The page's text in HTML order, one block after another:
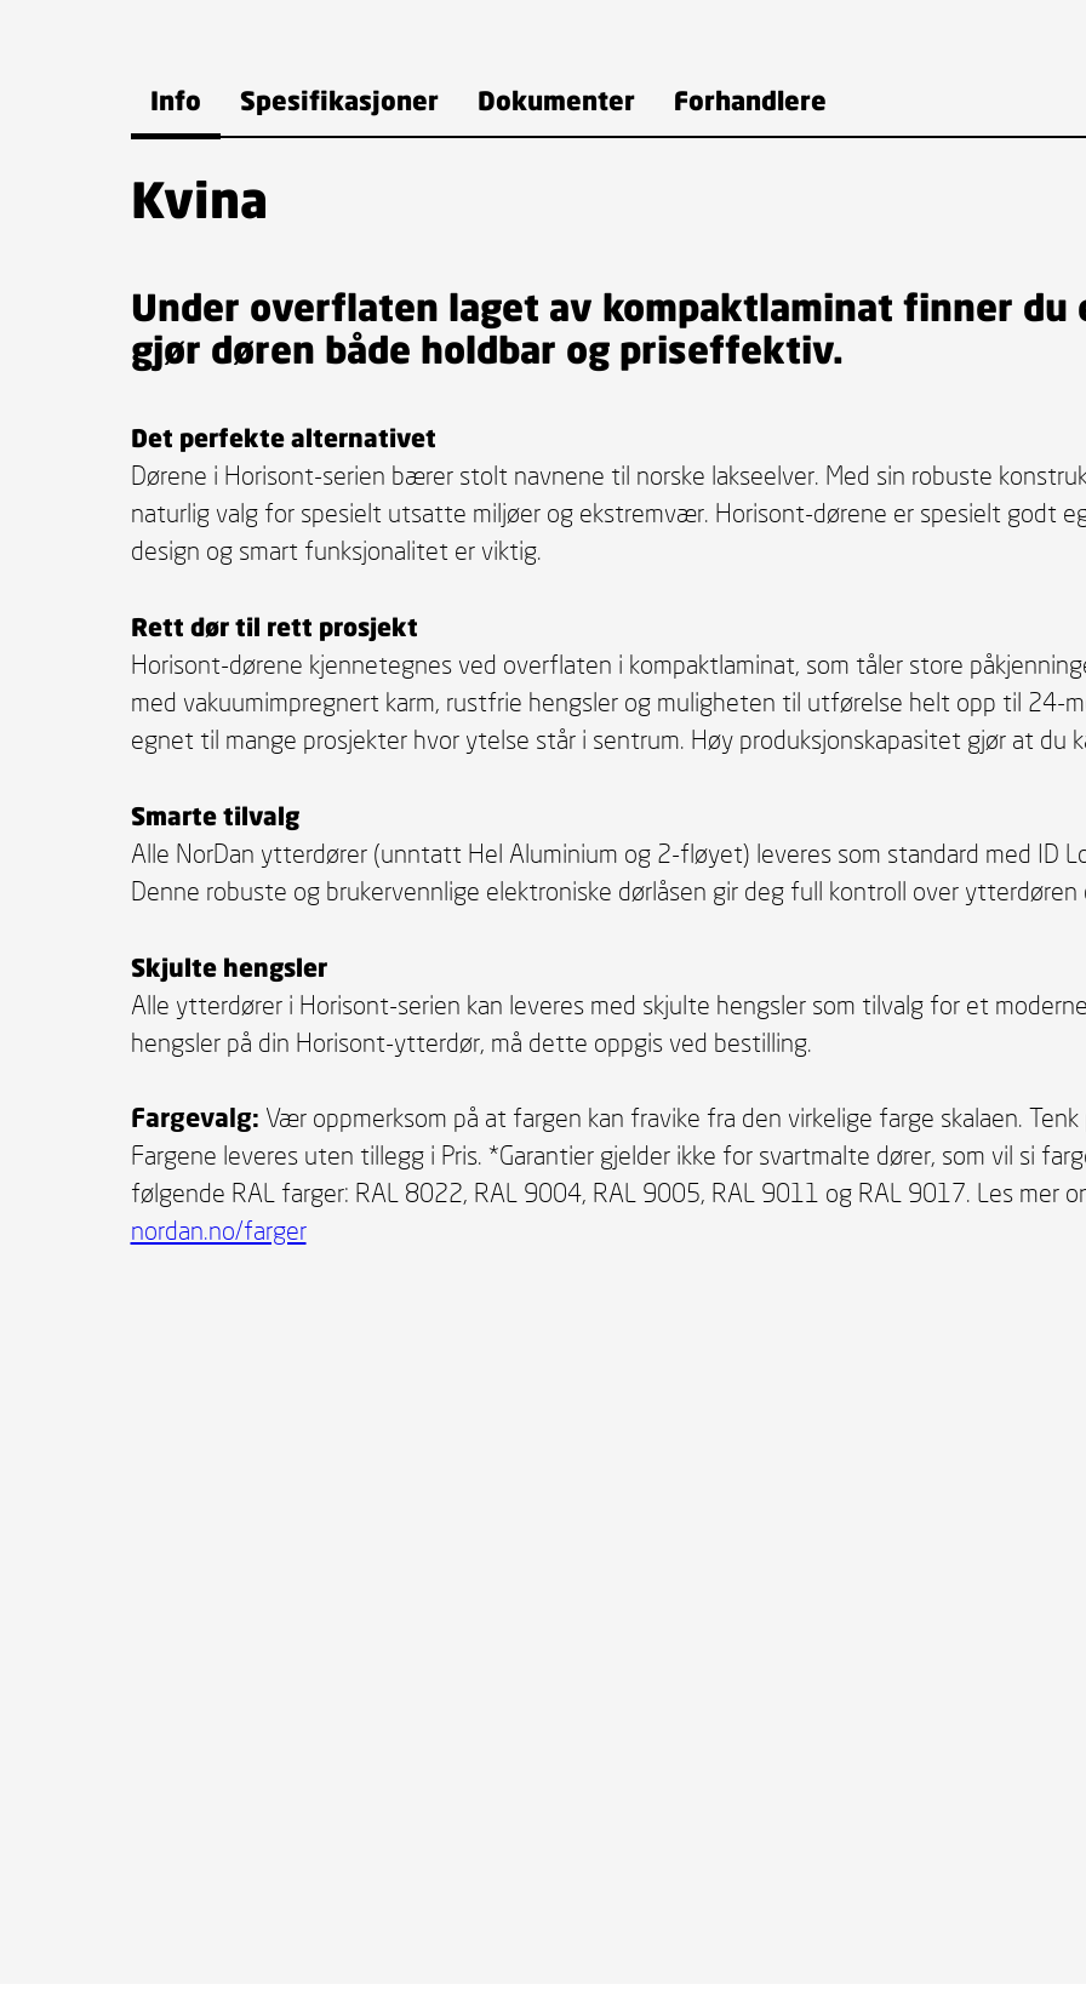
Info Spesifikasjoner Dokumenter Forhandlere
Kvina
Under overflaten laget av kompaktlaminat finner du
gjør døren både holdbar og priseffektiv.
Det perfekte alternativet
Dørene i Horisont-serien bærer stolt navnene til norske lakseelver. Med sin robuste
naturlig valg for spesielt utsatte miljøer og ekstremvær. Horisont-dørene er spesielt godt
design og smart funksjonalitet er viktig.
Rett dør til rett prosjekt
Horisont-dørene kjennetegnes ved overflaten i kompaktlaminat, som tåler store
med vakuumimpregnert karm, rustfrie hengsler og muligheten til utførelse helt opp til 24-
egnet til mange prosjekter hvor ytelse står i sentrum. Høy produksjonskapasitet gjør at du
Smarte tilvalg
Alle NorDan ytterdører (unntatt Hel Aluminium og 2-fløyet) leveres som standard med ID
Denne robuste og brukervennlige elektroniske dørlåsen gir deg full kontroll over ytterdøren
Skjulte hengsler
Alle ytterdører i Horisont-serien kan leveres med skjulte hengsler som tilvalg for et
hengsler på din Horisont-ytterdør, må dette oppgis ved bestilling.
Fargevalg: Vær oppmerksom på at fargen kan fravike fra den virkelige farge skalaen.
Fargene leveres uten tillegg i Pris. *Garantier gjelder ikke for svartmalte dører, som vil si
følgende RAL farger: RAL 8022, RAL 9004, RAL 9005, RAL 9011 og RAL 9017. Les mer
nordan.no/farger